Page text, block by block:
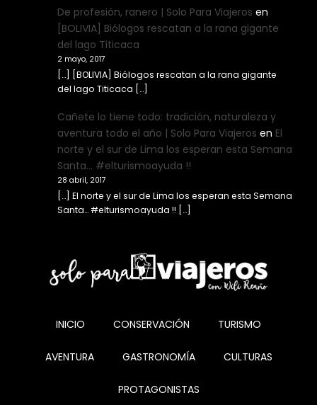
De profesión, ranero | Solo Para Viajeros en
[BOLIVIA] Biólogos rescatan a la rana gigante
del lago Titicaca
2 mayo, 2017
[…] [BOLIVIA] Biólogos rescatan a la rana gigante
del lago Titicaca […]
Cañete lo tiene todo: tradición, naturaleza y
aventura todo el año | Solo Para Viajeros en El
norte y el sur de Lima los esperan esta Semana
Santa… #elturismoayuda !!
28 abril, 2017
[…] El norte y el sur de Lima los esperan esta Semana
Santa… #elturismoayuda !! […]
INICIO CONSERVACIÓN TURISMO
AVENTURA GASTRONOMÍA CULTURAS
PROTAGONISTAS